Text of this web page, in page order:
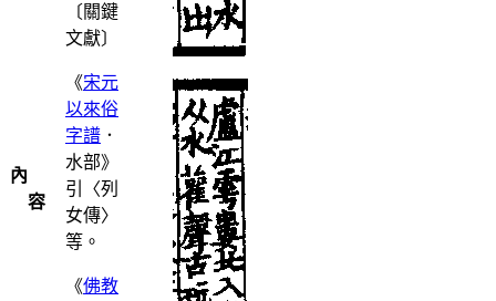
內
容
〔關鍵
文獻〕
《宋元
以來俗
字譜 ．
水部》
引〈列
女傳〉
等。
《佛教